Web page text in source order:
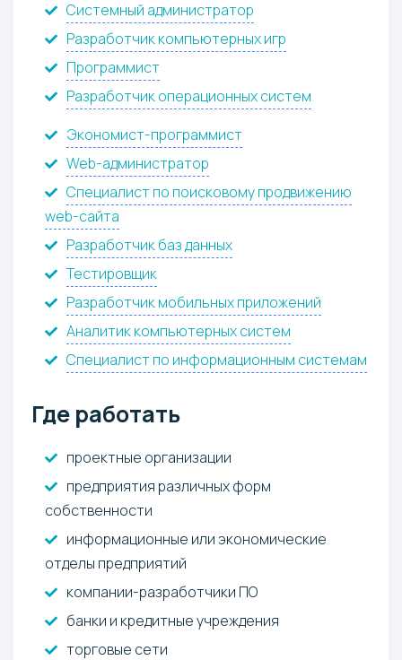
Системный администратор
Разработчик компьютерных игр
Программист
Разработчик операционных систем
Экономист-программист
Web-администратор
Специалист по поисковому продвижению
web-сайта
Разработчик баз данных
Тестировщик
Разработчик мобильных приложений
Аналитик компьютерных систем
Специалист по информационным системам
Где работать
проектные организации
предприятия различных форм
собственности
информационные или экономические
отделы предприятий
компании-разработчики ПО
банки и кредитные учреждения
торговые сети